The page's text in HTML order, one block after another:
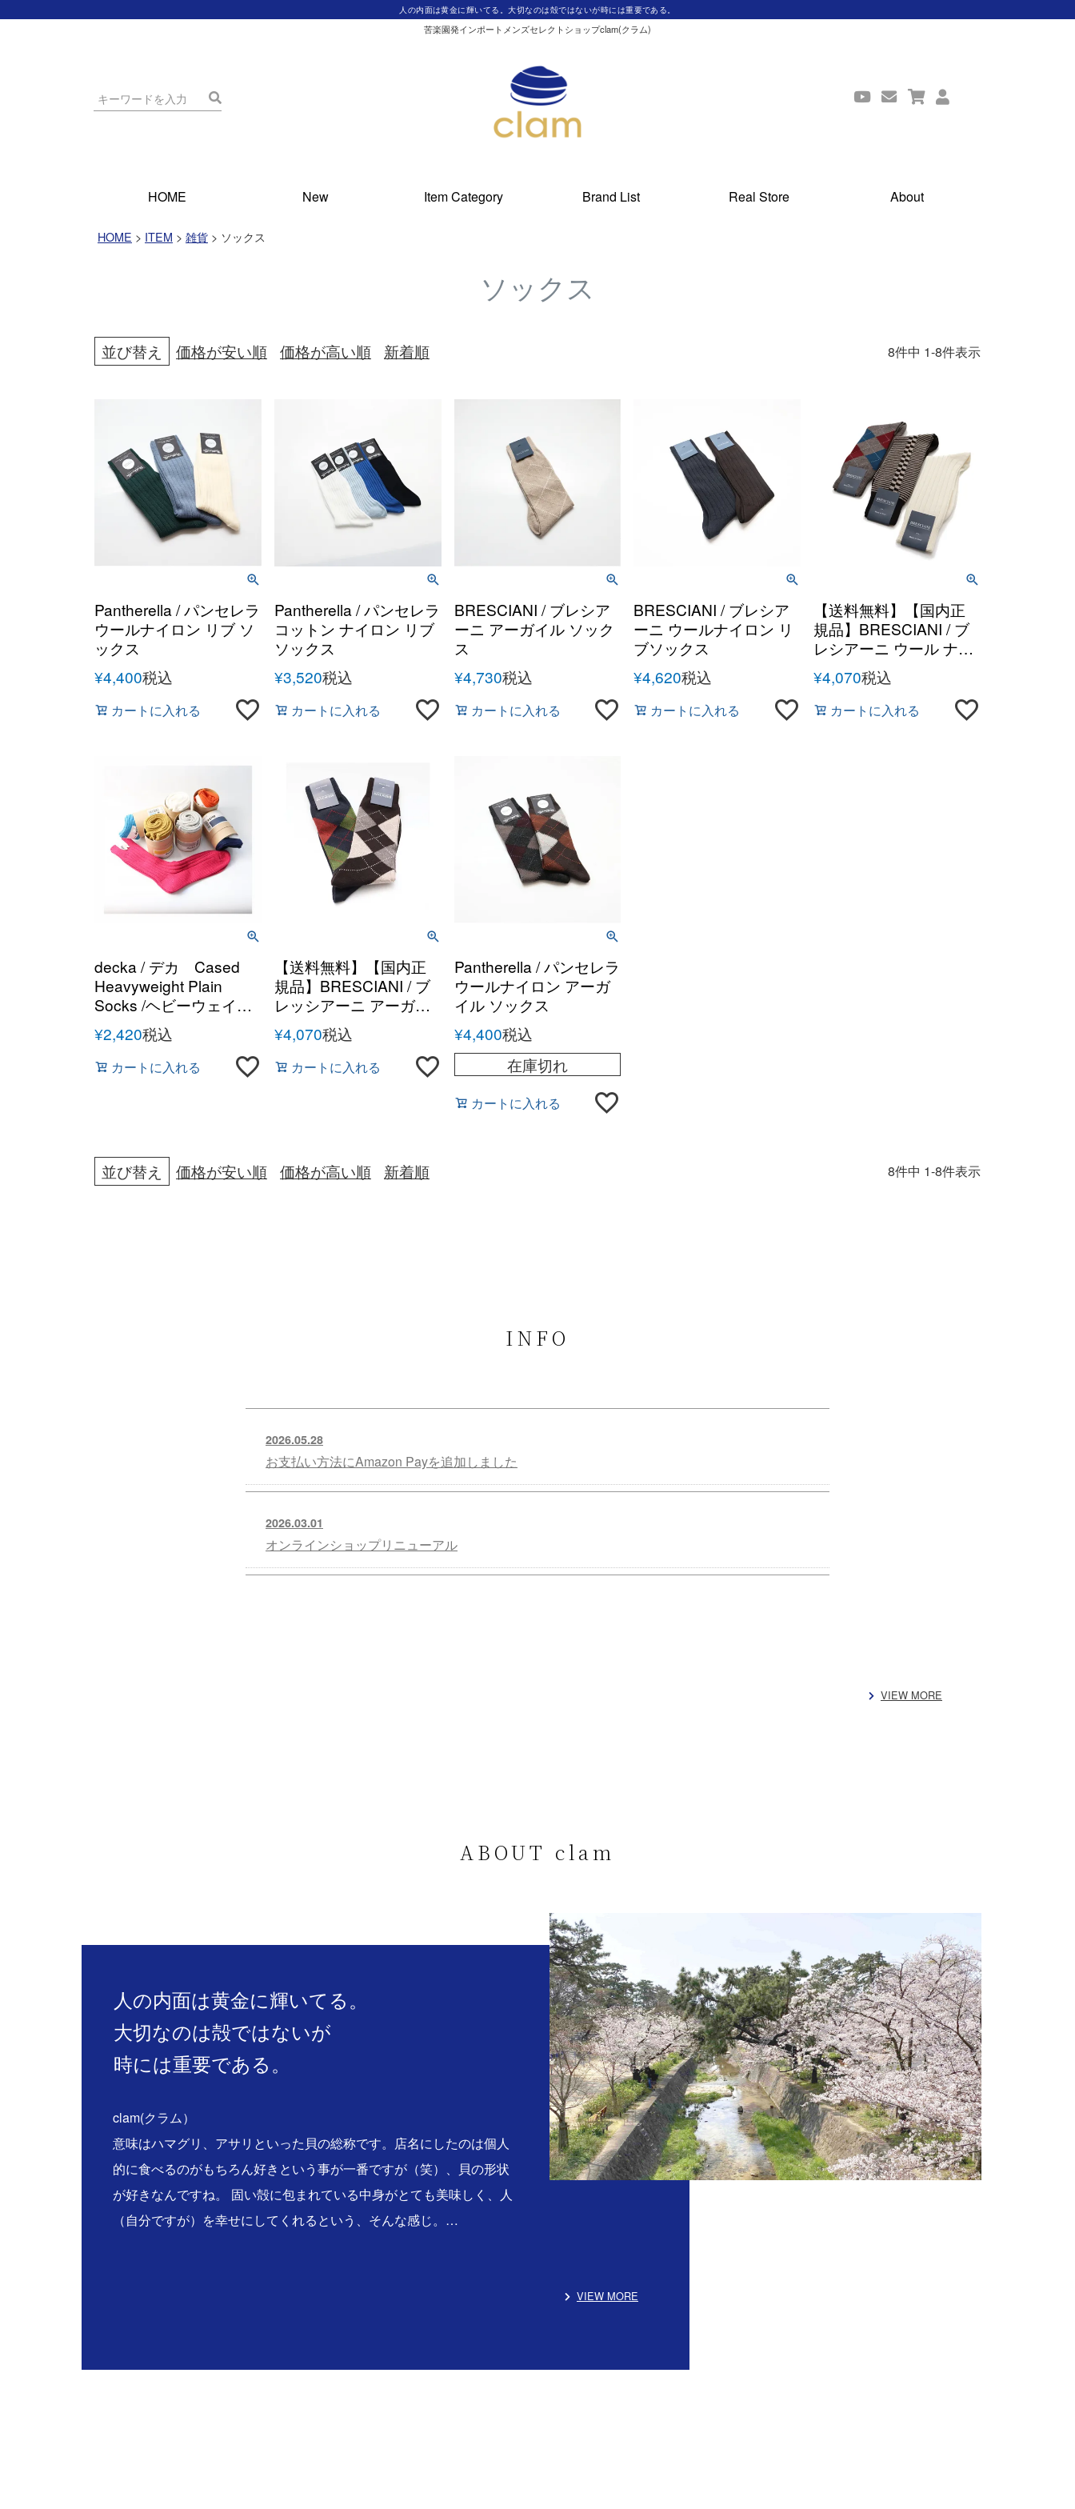
人の内面は黄金に輝いてる。大切なのは殻ではないが時には重要である。
苦楽園発インポートメンズセレクトショップclam(クラム)
HOME New Item Category Brand List Real Store About
HOME ITEM 雑貨 ソックス
ソックス
並び替え 価格が安い順 価格が高い順 新着順 8件中 1-8件表示
Pantherella / パンセレラ
ウールナイロン リブ ソ
ックス
¥4,400税込
カートに入れる
Pantherella / パンセレラ
コットン ナイロン リブ
ソックス
¥3,520税込
カートに入れる
BRESCIANI / ブレシア
ーニ アーガイル ソック
ス
¥4,730税込
カートに入れる
BRESCIANI / ブレシア
ーニ ウールナイロン リ
ブソックス
¥4,620税込
カートに入れる
【送料無料】【国内正
規品】BRESCIANI / ブ
レシアーニ ウール ナイ
ロン ソックス
¥4,070税込
カートに入れる
decka / デカ Cased
Heavyweight Plain
Socks /ヘビーウェイト
プレーン リブソックス
靴下【国内正規品】
¥2,420税込
カートに入れる
【送料無料】【国内正
規品】BRESCIANI / ブ
レッシアーニ アーガイ
ル ウールナイロン ソッ
クス 秋冬 メンズ イタリ
ア 靴下
¥4,070税込
カートに入れる
Pantherella / パンセレラ
ウールナイロン アーガ
イル ソックス
¥4,400税込
在庫切れ
カートに入れる
並び替え 価格が安い順 価格が高い順 新着順 8件中 1-8件表示
INFO
2026.05.28
お支払い方法にAmazon Payを追加しました
2026.03.01
オンラインショップリニューアル
VIEW MORE
ABOUT clam
人の内面は黄金に輝いてる。
大切なのは殻ではないが
時には重要である。
clam(クラム）
意味はハマグリ、アサリといった貝の総称です。店名にしたのは個人
的に食べるのがもちろん好きという事が一番ですが（笑）、貝の形状
が好きなんですね。 固い殻に包まれている中身がとても美味しく、人
（自分ですが）を幸せにしてくれるという、そんな感じ。…
VIEW MORE